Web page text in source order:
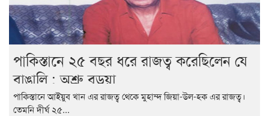
পাকিস্তানে ২৫ বছর ধরে রাজত্ব করেছিলেন যে
বাঙালি : অশ্রু বড়ুয়া
পাকিস্তানে আইয়ুব খান এর রাজত্ব থেকে মুহাম্দ জিয়া-উল-হক এর রাজত্ব।
তেমনি দীর্ঘ ২৫...